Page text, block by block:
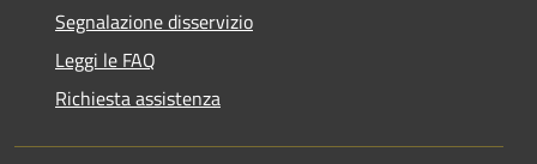
Segnalazione disservizio
Leggi le FAQ
Richiesta assistenza